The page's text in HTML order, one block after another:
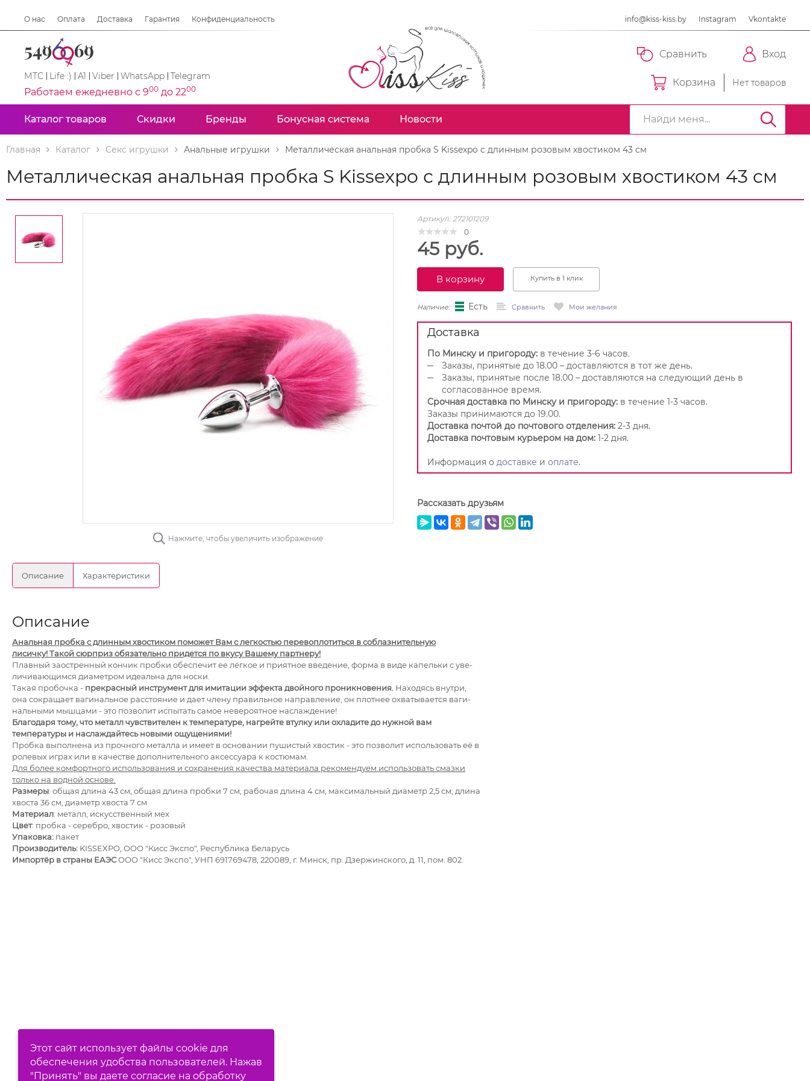
О нас Оплата Доставка Гарантия Конфиденциальность info@kiss-kiss.by Instagram Vkontakte
МТС Life :) A1 Viber WhatsApp Telegram
Работаем ежедневно с 900 до 2200
Сравнить Вход
Корзина Нет товаров
Каталог товаров Скидки Бренды Бонусная система Новости
Главная Каталог Секс игрушки Анальные игрушки Металлическая анальная пробка S Kissexpo с длинным розовым хвостиком 43 см
Металлическая анальная пробка S Kissexpo с длинным розовым хвостиком 43 см
Нажмите, чтобы увеличить изображение
Артикул: 272101209
0
45 руб.
В корзину Купить в 1 клик
Наличие: Есть Сравнить Мои желания
Доставка
По Минску и пригороду: в течение 3-6 часов.
Заказы, принятые до 18.00 – доставляются в тот же день.
Заказы, принятые после 18.00 – доставляются на следующий день в
согласованное время.
Срочная доставка по Минску и пригороду: в течение 1-3 часов.
Заказы принимаются до 19.00.
Доставка почтой до почтового отделения: 2-3 дня.
Доставка почтовым курьером на дом: 1-2 дня.
Информация о доставке и оплате.
Рассказать друзьям
Описание Характеристики
Описание
Аналь­ная пробка с длинным хво­сти­ком поможет Вам с легкостью пере­вопло­титься в соблазнительную
лисичку! Такой сюрприз обя­за­тельно придется по вкусу Вашему парт­неру!
Плавный заост­рен­ный кон­чик пробки обес­пе­чит ее лёг­кое и при­ят­ное вве­де­ние, форма в виде капельки с уве­
ли­чи­вающимся диамет­ром иде­альна для носки.
Такая пробочка - прекрасный инструмент для имитации эффекта двойного проникновения. Находясь внутри,
она сокращает ваги­наль­ное рас­сто­я­ние и дает члену пра­виль­ное направление, он плот­нее охватывается ваги­
наль­ными мышцами - это позволит испытать самое невероятное наслаждение!
Благодаря тому, что металл чувствителен к температуре, нагрейте втулку или охладите до нужной вам
температуры и наслаждайтесь новыми ощущениями!
Пробка выпол­нена из прочного металла и имеет в осно­ва­нии пушистый хво­стик - это поз­во­лит исполь­зо­вать её в
роле­вых играх или в качестве дополнительного аксессуара к костюмам.
Для более комфортного использования и сохранения качества материала рекомендуем использовать смазки
только на водной основе.
Размеры: общая длина 43 см; общая длина пробки 7 см, рабочая длина 4 см, максимальный диаметр 2,5 см; длина
хвоста 36 см, диаметр хвоста 7 см
Материал: металл, искусственный мех
Цвет: пробка - серебро, хвостик - розовый
Упаковка: пакет
Производитель: KISSEXPO, ОOО "Кисс Экспо", Республика Беларусь
Импортёр в страны ЕАЭСООО "Кисс Экспо", УНП 691769478, 220089, г. Минск, пр. Дзержинского, д. 11, пом. 802.
Этот сайт использует файлы cookie для
обеспечения удобства пользователей. Нажав
"Принять" вы даете согласие на обработку